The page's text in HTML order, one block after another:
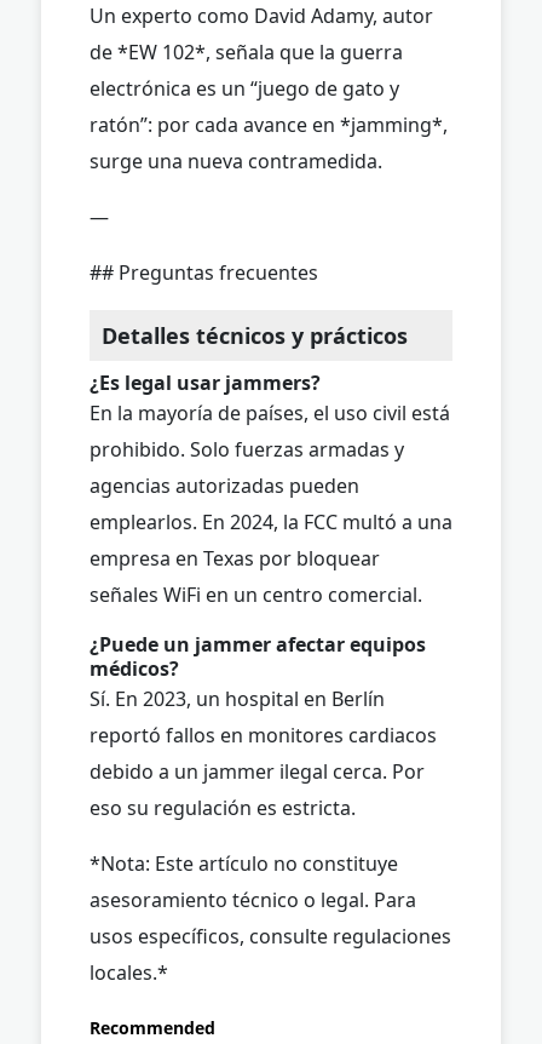
Un experto como David Adamy, autor
de *EW 102*, señala que la guerra
electrónica es un “juego de gato y
ratón”: por cada avance en *jamming*,
surge una nueva contramedida.
—
## Preguntas frecuentes
Detalles técnicos y prácticos
¿Es legal usar jammers?
En la mayoría de países, el uso civil está
prohibido. Solo fuerzas armadas y
agencias autorizadas pueden
emplearlos. En 2024, la FCC multó a una
empresa en Texas por bloquear
señales WiFi en un centro comercial.
¿Puede un jammer afectar equipos
médicos?
Sí. En 2023, un hospital en Berlín
reportó fallos en monitores cardiacos
debido a un jammer ilegal cerca. Por
eso su regulación es estricta.
*Nota: Este artículo no constituye
asesoramiento técnico o legal. Para
usos específicos, consulte regulaciones
locales.*
Recommended